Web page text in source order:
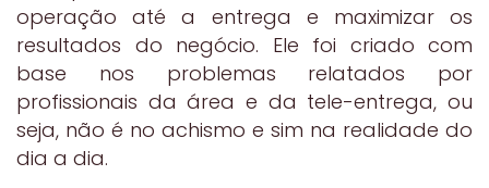
operação até a entrega e maximizar os
resultados do negócio. Ele foi criado com
base nos problemas relatados por
profissionais da área e da tele-entrega, ou
seja, não é no achismo e sim na realidade do
dia a dia.